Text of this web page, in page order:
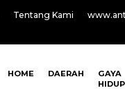
Tentang Kami
HOME DAERAH
GAYA
HIDUP